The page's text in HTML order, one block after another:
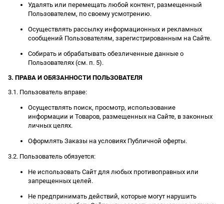
Удалять или перемещать любой контент, размещенный
Пользователем, по своему усмотрению.
Осуществлять рассылку информационных и рекламных
сообщений Пользователям, зарегистрированным на Сайте.
Собирать и обрабатывать обезличенные данные о
Пользователях (см. п. 5).
3. ПРАВА И ОБЯЗАННОСТИ ПОЛЬЗОВАТЕЛЯ
3.1. Пользователь вправе:
Осуществлять поиск, просмотр, использование
информации и Товаров, размещенных на Сайте, в законных
личных целях.
Оформлять Заказы на условиях Публичной оферты.
3.2. Пользователь обязуется:
Не использовать Сайт для любых противоправных или
запрещенных целей.
Не предпринимать действий, которые могут нарушить